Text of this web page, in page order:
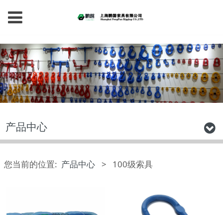
产品中心
您当前的位置: 产品中心 > 100级索具